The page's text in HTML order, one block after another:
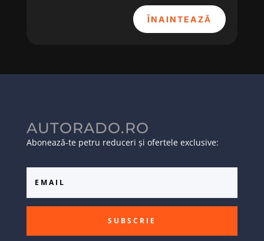
ÎNAINTEAZĂ
AUTORADO.RO
Abonează-te petru reduceri și ofertele exclusive:
SUBSCRIE